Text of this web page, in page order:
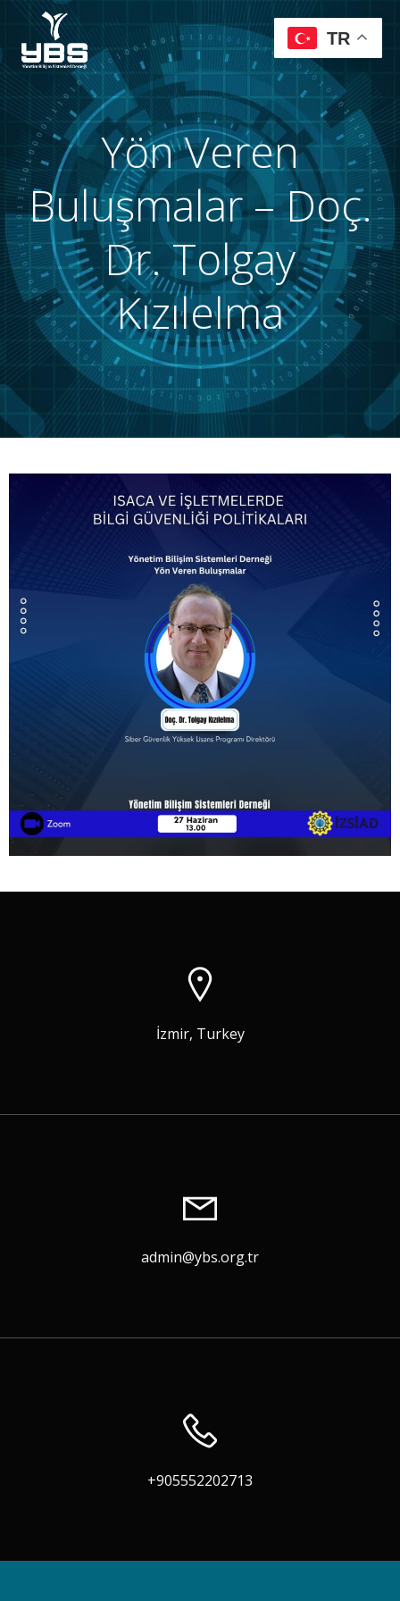
Yön Veren
Buluşmalar – Doç.
Dr. Tolgay
Kızılelma
İzmir, Turkey
admin@ybs.org.tr
+905552202713
TR